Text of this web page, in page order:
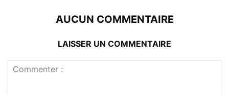
AUCUN COMMENTAIRE
LAISSER UN COMMENTAIRE